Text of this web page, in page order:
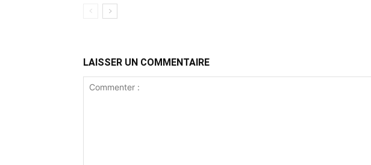
LAISSER UN COMMENTAIRE